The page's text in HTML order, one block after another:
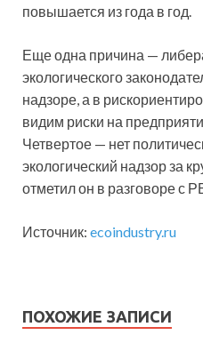
повышается из года в год.
Еще одна причина —
экологического
надзоре, а в
видим риски на
Четвертое — нет
экологический надзор за
отметил он в разговоре с
Источник: ecoindustry.ru
ПОХОЖИЕ ЗАПИСИ